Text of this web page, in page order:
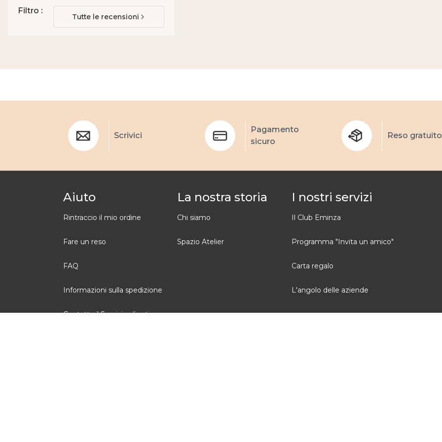
Filtro :
Tutte le recensioni
Scrivici
Pagamento
sicuro
Reso
Aiuto
Rintraccio il mio ordine
Fare un reso
FAQ
Informazioni sulla spedizione
Contatta il Servizio clienti
La nostra storia
Chi siamo
Spazio Atelier
I nostri servizi
Il Club Eminza
Programma "Invita un amico"
Carta regalo
L'angolo delle aziende